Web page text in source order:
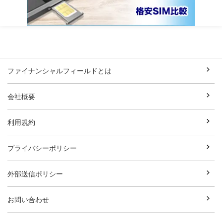
ファイナンシャルフィールドとは
会社概要
利用規約
プライバシーポリシー
外部送信ポリシー
お問い合わせ